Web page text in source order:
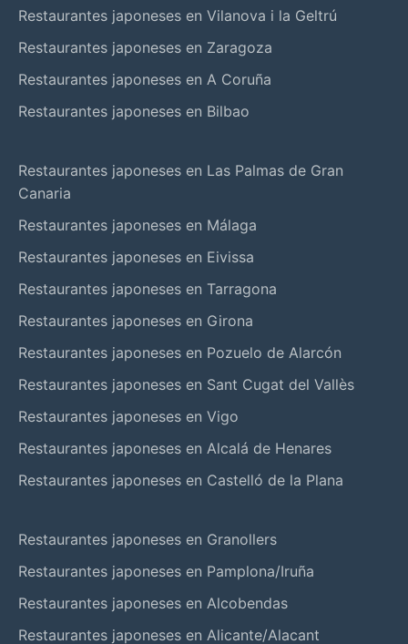
Restaurantes japoneses en Vilanova i la Geltrú
Restaurantes japoneses en Zaragoza
Restaurantes japoneses en A Coruña
Restaurantes japoneses en Bilbao
Restaurantes japoneses en Las Palmas de Gran
Canaria
Restaurantes japoneses en Málaga
Restaurantes japoneses en Eivissa
Restaurantes japoneses en Tarragona
Restaurantes japoneses en Girona
Restaurantes japoneses en Pozuelo de Alarcón
Restaurantes japoneses en Sant Cugat del Vallès
Restaurantes japoneses en Vigo
Restaurantes japoneses en Alcalá de Henares
Restaurantes japoneses en Castelló de la Plana
Restaurantes japoneses en Granollers
Restaurantes japoneses en Pamplona/Iruña
Restaurantes japoneses en Alcobendas
Restaurantes japoneses en Alicante/Alacant